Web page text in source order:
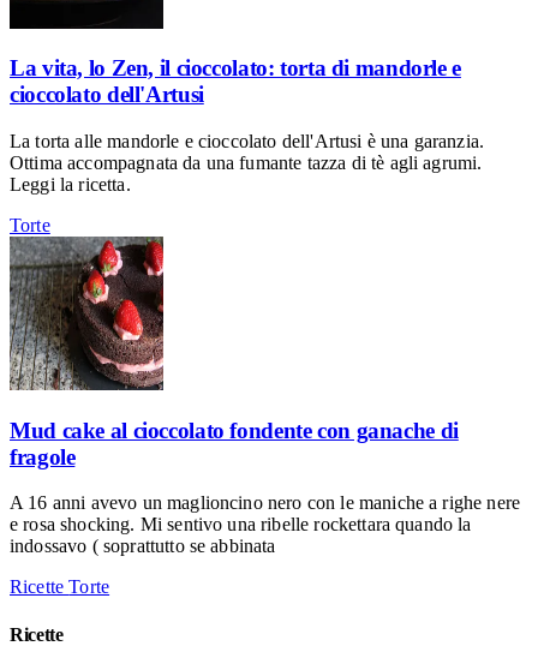
La vita, lo Zen, il cioccolato: torta di mandorle e
cioccolato dell'Artusi
La torta alle mandorle e cioccolato dell'Artusi è una garanzia.
Ottima accompagnata da una fumante tazza di tè agli agrumi.
Leggi la ricetta.
Torte
Mud cake al cioccolato fondente con ganache di
fragole
A 16 anni avevo un maglioncino nero con le maniche a righe nere
e rosa shocking. Mi sentivo una ribelle rockettara quando la
indossavo ( soprattutto se abbinata
RicetteTorte
Ricette